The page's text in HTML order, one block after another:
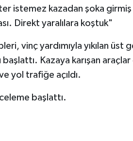
istemez kazadan şoka
Direkt yaralılara koştuk"
vinç yardımıyla yıkılan üst
başlattı. Kazaya karışan
yol trafiğe açıldı.
başlattı.